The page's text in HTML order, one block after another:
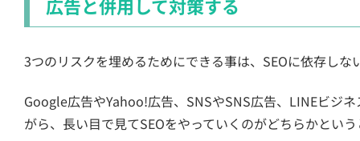
広告と併用して対策する
3つのリスクを埋めるためにできる事は、SEOに依存し
Google広告やYahoo!広告、SNSやSNS広告、LINEビジ
がら、長い目で見てSEOをやっていくのがどちらかとい